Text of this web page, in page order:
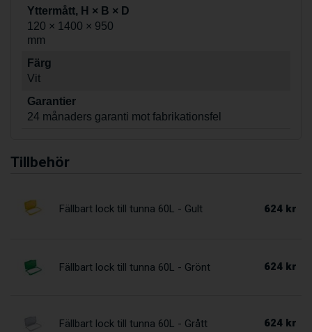
Yttermått, H × B × D
120 × 1400 × 950
mm
Färg
Vit
Garantier
24 månaders garanti mot fabrikationsfel
Tillbehör
Fällbart lock till tunna 60L - Gult 624 kr
Fällbart lock till tunna 60L - Grönt 624 kr
Fällbart lock till tunna 60L - Grått 624 kr